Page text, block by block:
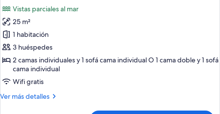
vistas
a
la
montaña
las
fotos
de
Habitación
con
camas
individuales,
Vistas parciales al mar
25 m²
1 habitación
3 huéspedes
2 camas individuales y 1 sofá cama individual O 1 cama doble y 1 sofá
cama individual
Wifi gratis
Ver más detalles
Más